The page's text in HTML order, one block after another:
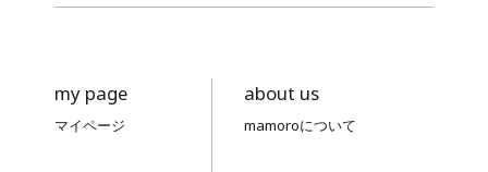
my page
マイページ
about us
mamoroについて